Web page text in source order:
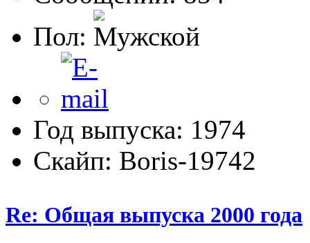
Пол:
Год выпуска: 1974
Скайп: Boris-19742
Re: Общая выпуска 2000 года